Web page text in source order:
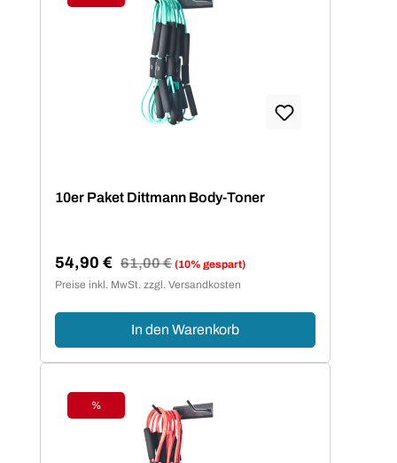
Rabatt
10er Paket Dittmann Body-Toner
Verkaufspreis:
54,90 € Regulärer Preis:
61,00 € (10% gespart)
Preise inkl. MwSt. zzgl. Versandkosten
In den Warenkorb
Rabatt
%